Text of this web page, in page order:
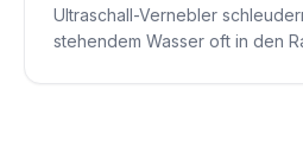
Ultraschall-Vernebler
stehendem Wasser oft in den